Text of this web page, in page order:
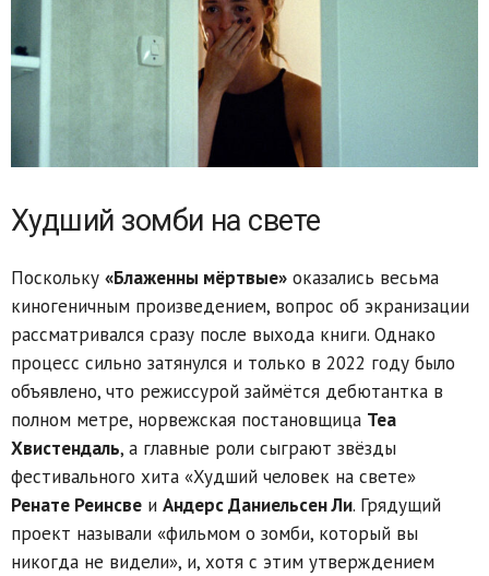
Худший зомби на свете
Поскольку «Блаженны мёртвые» оказались весьма
киногеничным произведением, вопрос об экранизации
рассматривался сразу после выхода книги. Однако
процесс сильно затянулся и только в 2022 году было
объявлено, что режиссурой займётся дебютантка в
полном метре, норвежская постановщица Теа
Хвистендаль, а главные роли сыграют звёзды
фестивального хита «Худший человек на свете»
Ренате Реинсве и Андерс Даниельсен Ли. Грядущий
проект называли «фильмом о зомби, который вы
никогда не видели», и, хотя с этим утверждением